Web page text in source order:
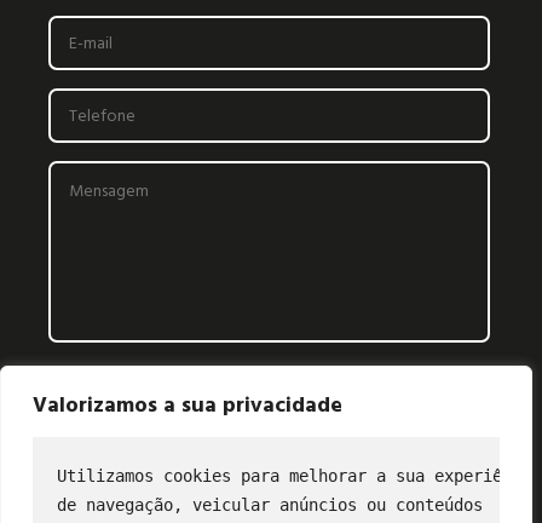
Valorizamos a sua privacidade
Utilizamos cookies para melhorar a sua experiência
de navegação, veicular anúncios ou conteúdos